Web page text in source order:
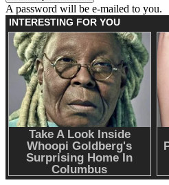
A password will be e-mailed to you.